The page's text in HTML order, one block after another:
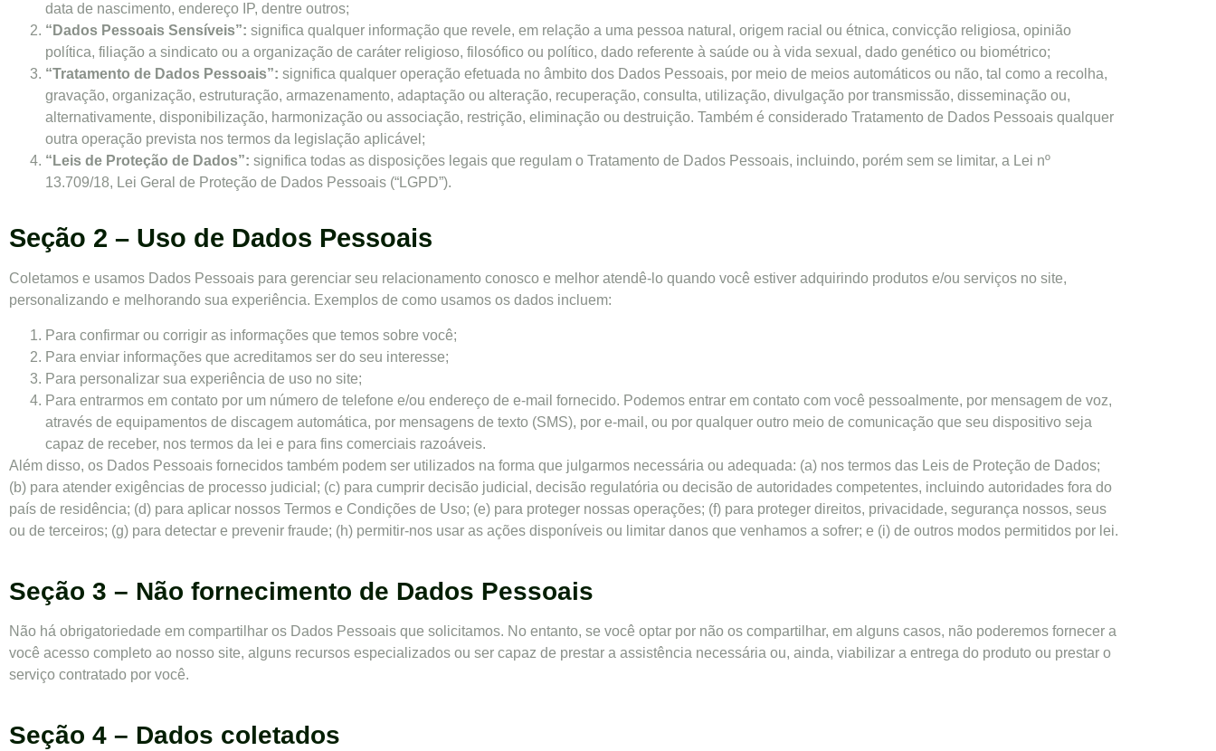
data de nascimento, endereço IP, dentre outros;
“Dados Pessoais Sensíveis”: significa qualquer informação que revele, em relação a uma pessoa natural, origem racial ou étnica, convicção religiosa, opinião
política, filiação a sindicato ou a organização de caráter religioso, filosófico ou político, dado referente à saúde ou à vida sexual, dado genético ou biométrico;
“Tratamento de Dados Pessoais”: significa qualquer operação efetuada no âmbito dos Dados Pessoais, por meio de meios automáticos ou não, tal como a recolha,
gravação, organização, estruturação, armazenamento, adaptação ou alteração, recuperação, consulta, utilização, divulgação por transmissão, disseminação ou,
alternativamente, disponibilização, harmonização ou associação, restrição, eliminação ou destruição. Também é considerado Tratamento de Dados Pessoais qualquer
outra operação prevista nos termos da legislação aplicável;
“Leis de Proteção de Dados”: significa todas as disposições legais que regulam o Tratamento de Dados Pessoais, incluindo, porém sem se limitar, a Lei nº
13.709/18, Lei Geral de Proteção de Dados Pessoais (“LGPD”).
Seção 2 – Uso de Dados Pessoais
Coletamos e usamos Dados Pessoais para gerenciar seu relacionamento conosco e melhor atendê-lo quando você estiver adquirindo produtos e/ou serviços no site,
personalizando e melhorando sua experiência. Exemplos de como usamos os dados incluem:
Para confirmar ou corrigir as informações que temos sobre você;
Para enviar informações que acreditamos ser do seu interesse;
Para personalizar sua experiência de uso no site;
Para entrarmos em contato por um número de telefone e/ou endereço de e-mail fornecido. Podemos entrar em contato com você pessoalmente, por mensagem de voz,
através de equipamentos de discagem automática, por mensagens de texto (SMS), por e-mail, ou por qualquer outro meio de comunicação que seu dispositivo seja
capaz de receber, nos termos da lei e para fins comerciais razoáveis.
Além disso, os Dados Pessoais fornecidos também podem ser utilizados na forma que julgarmos necessária ou adequada: (a) nos termos das Leis de Proteção de Dados;
(b) para atender exigências de processo judicial; (c) para cumprir decisão judicial, decisão regulatória ou decisão de autoridades competentes, incluindo autoridades fora do
país de residência; (d) para aplicar nossos Termos e Condições de Uso; (e) para proteger nossas operações; (f) para proteger direitos, privacidade, segurança nossos, seus
ou de terceiros; (g) para detectar e prevenir fraude; (h) permitir-nos usar as ações disponíveis ou limitar danos que venhamos a sofrer; e (i) de outros modos permitidos por lei.
Seção 3 – Não fornecimento de Dados Pessoais
Não há obrigatoriedade em compartilhar os Dados Pessoais que solicitamos. No entanto, se você optar por não os compartilhar, em alguns casos, não poderemos fornecer a
você acesso completo ao nosso site, alguns recursos especializados ou ser capaz de prestar a assistência necessária ou, ainda, viabilizar a entrega do produto ou prestar o
serviço contratado por você.
Seção 4 – Dados coletados